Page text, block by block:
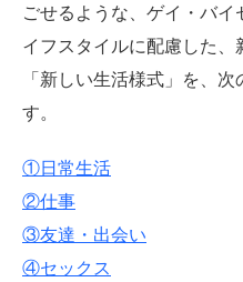
ごせるような、ゲイ・バ
イフスタイルに配慮した
「新しい生活様式」を、
す。
①日常生活
②仕事
③友達・出会い
④セックス